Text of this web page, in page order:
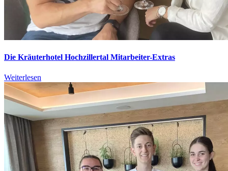
Die Kräuterhotel Hochzillertal Mitarbeiter-Extras
Weiterlesen